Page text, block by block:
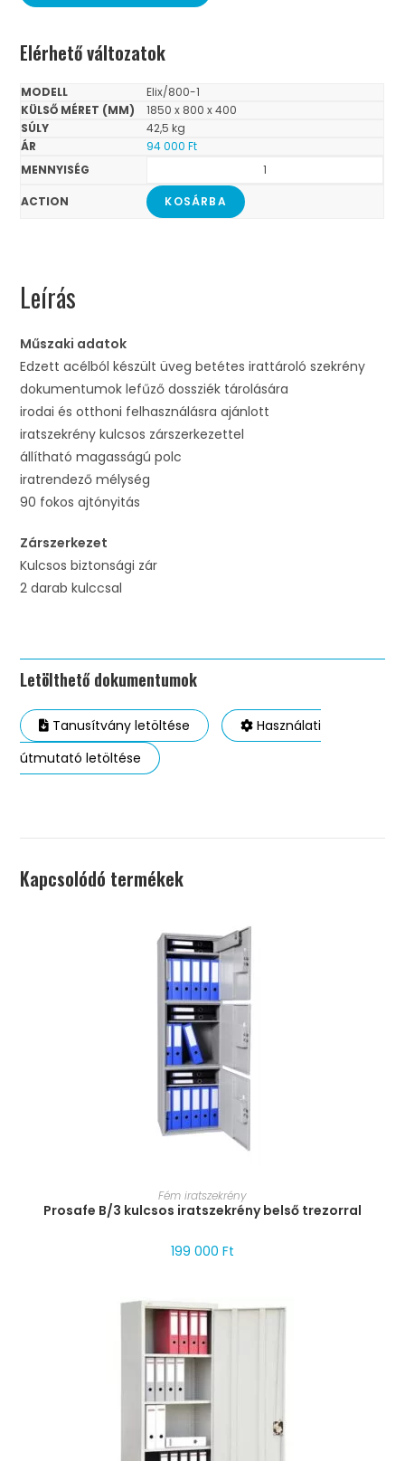
Elérhető változatok
Elix/800-1
1850 x 800 x 400
42,5 kg
94 000Ft
KOSÁRBA
Leírás
Műszaki adatok
Edzett acélból készült üveg betétes irattároló szekrény
dokumentumok lefűző dossziék tárolására
irodai és otthoni felhasználásra ajánlott
iratszekrény kulcsos zárszerkezettel
állítható magasságú polc
iratrendező mélység
90 fokos ajtónyitás
Zárszerkezet
Kulcsos biztonsági zár
2 darab kulccsal
Letölthető dokumentumok
Tanusítvány letöltése
Használati
útmutató letöltése
Kapcsolódó termékek
MÉRET VÁLASZTÁSA
Fém iratszekrény
Prosafe B/3 kulcsos iratszekrény belső trezorral
199 000 Ft